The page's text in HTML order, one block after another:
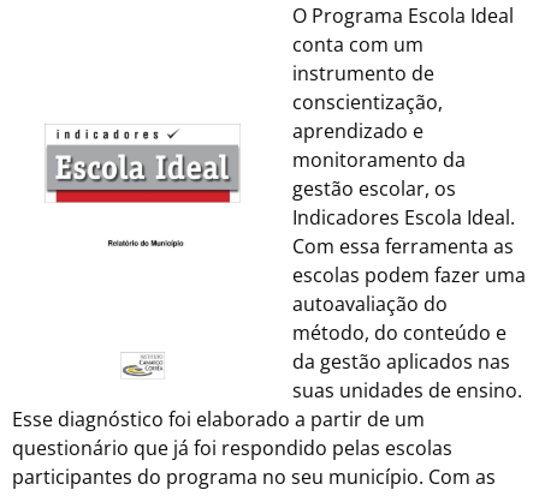
O Programa Escola Ideal
conta com um
instrumento de
conscientização,
aprendizado e
monitoramento da
gestão escolar, os
Indicadores Escola Ideal.
Com essa ferramenta as
escolas podem fazer uma
autoavaliação do
método, do conteúdo e
da gestão aplicados nas
suas unidades de ensino.
Esse diagnóstico foi elaborado a partir de um
questionário que já foi respondido pelas escolas
participantes do programa no seu município. Com as